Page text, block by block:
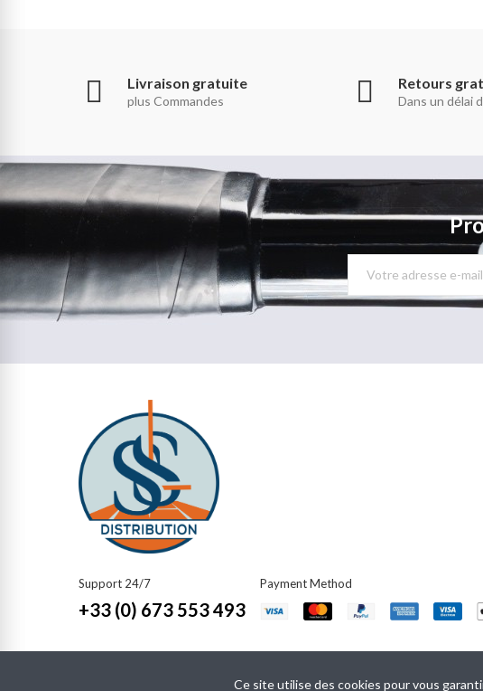
Livraison gratuite
plus Commandes
Retours
Dans un délai
Support 24/7
+33 (0) 673 553 493
Payment Method​
Ce site utilise des cookies pour vous